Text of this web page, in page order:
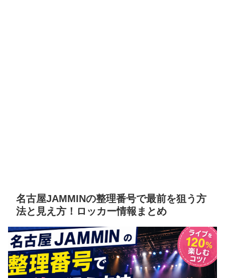
名古屋JAMMINの整理番号で最前を狙う方
法と見え方！ロッカー情報まとめ